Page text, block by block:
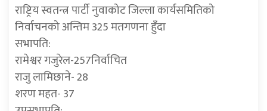
राष्ट्रिय स्वतन्त्र पार्टी नुवाकोट जिल्ला कार्यसमितिको
निर्वाचनको अन्तिम 325 मतगणना हुँदा
सभापति:
रामेश्वर गजुरेल-257निर्वाचित
राजु लामिछाने- 28
शरण महत- 37